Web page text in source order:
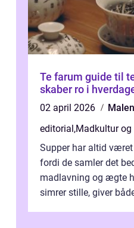
Te farum guide til teoplevelser, der
skaber ro i
02 april 2026
editorial ,Madkultur
Supper har altid
fordi de samler det
madlavning og ægte
simrer stille, giver